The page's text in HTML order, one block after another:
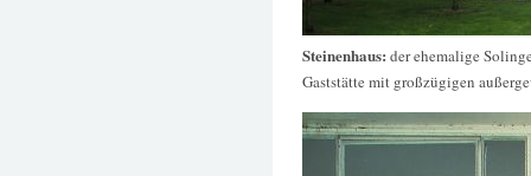
Steinenhaus: der ehemalige
Gaststätte mit großzügigen